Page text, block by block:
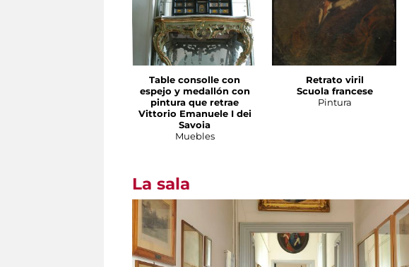
Table consolle con
espejo y medallón con
pintura que retrae
Vittorio Emanuele I dei
Savoia
Muebles
Retrato viril
Scuola francese
Pintura
La sala